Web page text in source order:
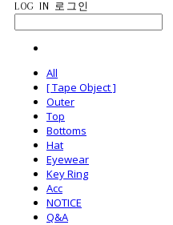
LOG IN 로그인
All
[ Tape Object ]
Outer
Top
Bottoms
Hat
Eyewear
Key Ring
Acc
NOTICE
Q&A